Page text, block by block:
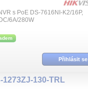
s PoE DS-7616NI-K2/16P,
6A/280W
Přihlásit se
1273ZJ-130-TRL